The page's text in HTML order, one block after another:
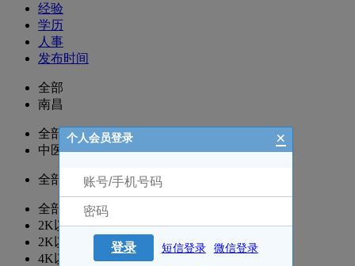
经验
学历
人事
发布时间
全部
南昌
全部
中医科
全部
全部
2K以下
2K以上
4K以上
个人会员登录 ×
登录 短信登录 微信登录